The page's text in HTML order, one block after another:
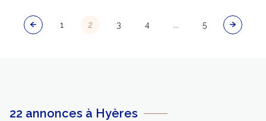
1 2 3 4 5
22 annonces à Hyères